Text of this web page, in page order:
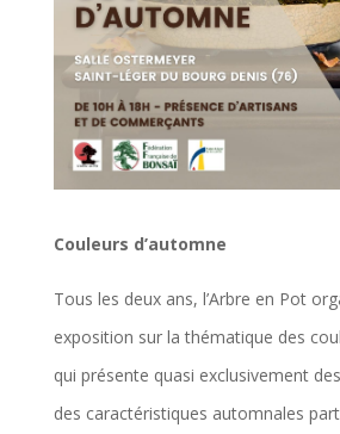
Couleurs d’automne
Tous les deux ans, l’Arbre en Pot
exposition sur la thématique des
qui présente quasi exclusivement
des caractéristiques automnales